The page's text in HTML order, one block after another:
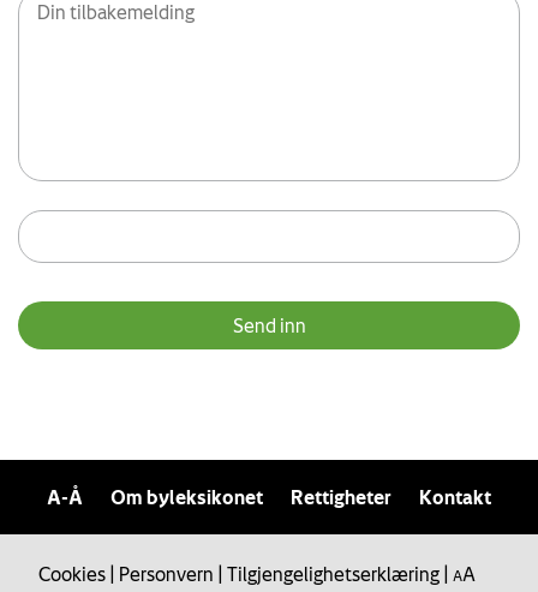
A-Å Om byleksikonet Rettigheter Kontakt
Cookies Personvern Tilgjengelighetserklæring AA